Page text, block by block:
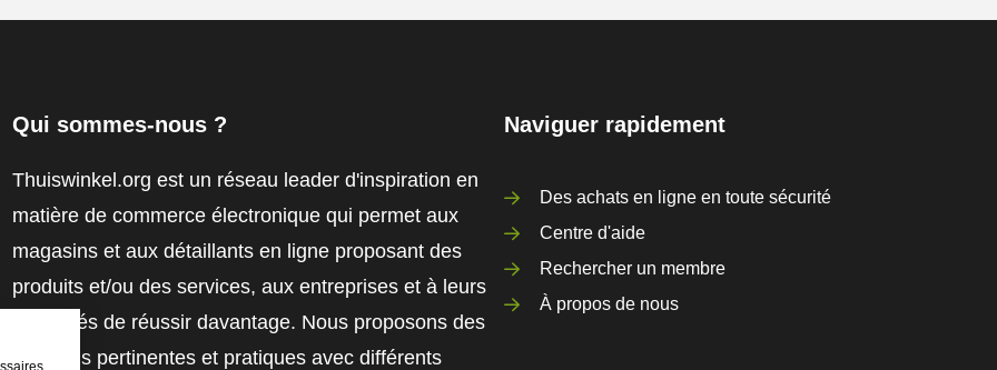
Qui sommes-nous ?
Thuiswinkel.org est un réseau leader d'inspiration en
matière de commerce électronique qui permet aux
magasins et aux détaillants en ligne proposant des
produits et/ou des services, aux entreprises et à leurs
employés de réussir davantage. Nous proposons des
solutions pertinentes et pratiques avec différents
Naviguer rapidement
Des achats en ligne en toute sécurité
Centre d'aide
Rechercher un membre
À propos de nous